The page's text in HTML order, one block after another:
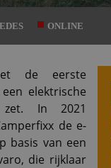
ONLINE
de eerste
elektrische
In 2021
de e-
basis van een
die rijklaar